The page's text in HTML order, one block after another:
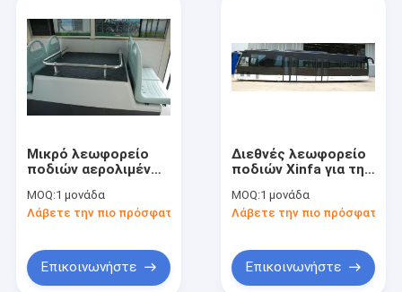
Προϊόντα
Περίπου εμείς
Γύρος εργοστασίων
Ζητήστε ένα απόσπασμα
Μικρό λεωφορείο
ποδιών αερολιμένων
μεγάλης
περιεκτικότητας
MOQ:1 μονάδα
Λάβετε την πιο πρόσφατη τιμή
Επικοινωνήστε
Διεθνές λεωφορείο
ποδιών Xinfa για τη
αερολιμένων
MOQ:1 μονάδα
Λάβετε την πιο πρόσφατη
Επικοινωνήστε